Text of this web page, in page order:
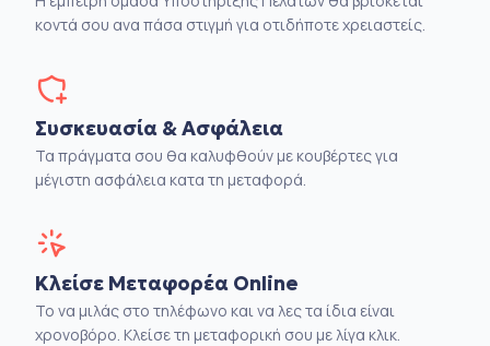
κοντά σου ανα πάσα στιγμή για οτιδήποτε χρειαστείς.
Συσκευασία & Ασφάλεια
Τα πράγματα σου θα καλυφθούν με κουβέρτες για
μέγιστη ασφάλεια κατα τη μεταφορά.
Κλείσε Μεταφορέα Online
Το να μιλάς στο τηλέφωνο και να λες τα ίδια είναι
χρονοβόρο. Κλείσε τη μεταφορική σου με λίγα κλικ.